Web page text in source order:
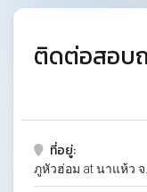
ติดต่อสอบ
ที่อยู่:
ภูหัวฮ่อม at นาแห้ว จ